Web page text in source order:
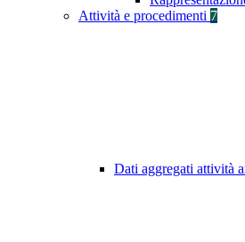
Attività e procedimenti 7
Dati aggregati attività